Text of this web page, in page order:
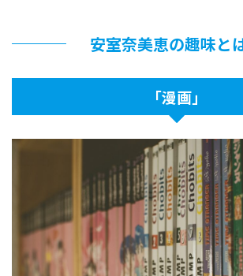
安室奈美恵の趣味と
「漫画」